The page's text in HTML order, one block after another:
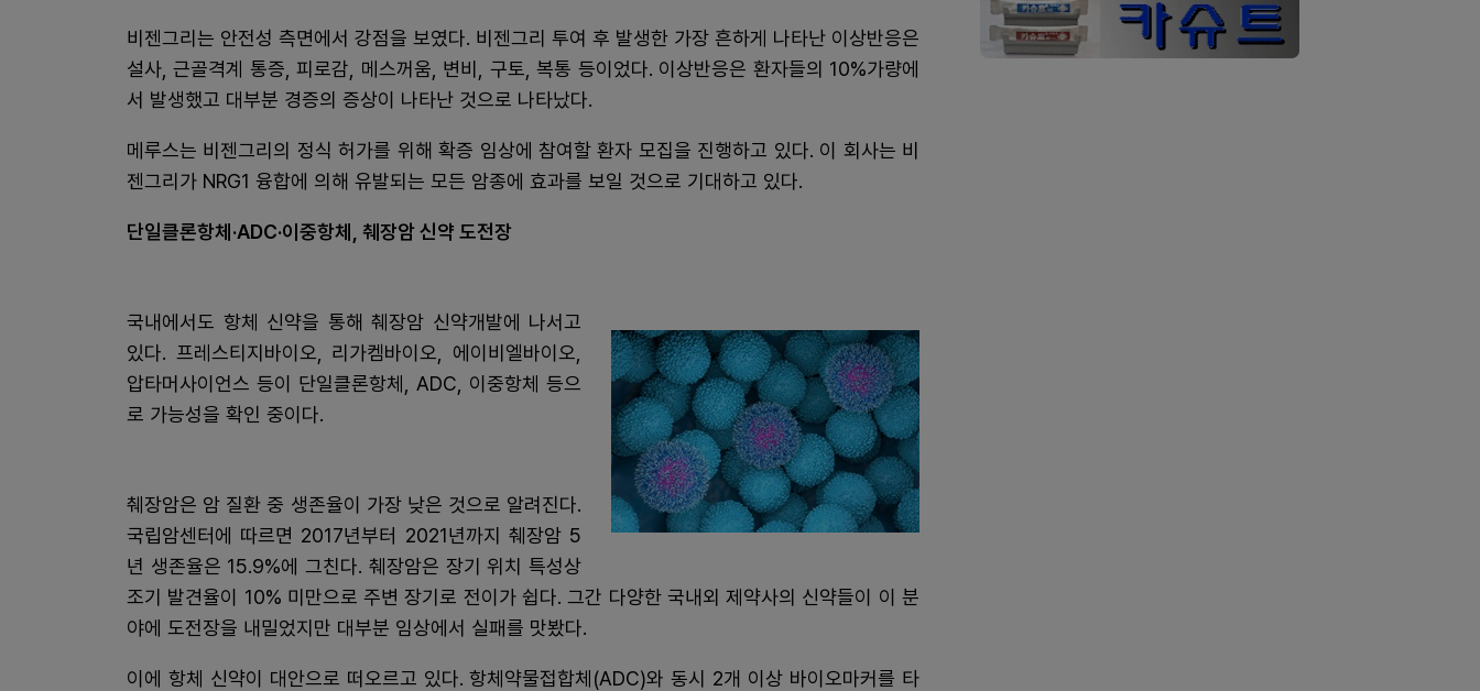
비젠그리는 안전성 측면에서 강점을 보였다. 비젠그리 투여 후 발생한 가장 흔하게 나타난 이상반응은
설사, 근골격계 통증, 피로감, 메스꺼움, 변비, 구토, 복통 등이었다. 이상반응은 환자들의 10%가량에
서 발생했고 대부분 경증의 증상이 나타난 것으로 나타났다.
메루스는 비젠그리의 정식 허가를 위해 확증 임상에 참여할 환자 모집을 진행하고 있다. 이 회사는 비
젠그리가 NRG1 융합에 의해 유발되는 모든 암종에 효과를 보일 것으로 기대하고 있다.
단일클론항체·ADC·이중항체, 췌장암 신약 도전장
국내에서도 항체 신약을 통해 췌장암 신약개발에 나서고
있다. 프레스티지바이오, 리가켐바이오, 에이비엘바이오,
압타머사이언스 등이 단일클론항체, ADC, 이중항체 등으
로 가능성을 확인 중이다.
췌장암은 암 질환 중 생존율이 가장 낮은 것으로 알려진다.
국립암센터에 따르면 2017년부터 2021년까지 췌장암 5
년 생존율은 15.9%에 그친다. 췌장암은 장기 위치 특성상
조기 발견율이 10% 미만으로 주변 장기로 전이가 쉽다. 그간 다양한 국내외 제약사의 신약들이 이 분
야에 도전장을 내밀었지만 대부분 임상에서 실패를 맛봤다.
이에 항체 신약이 대안으로 떠오르고 있다. 항체약물접합체(ADC)와 동시 2개 이상 바이오마커를 타